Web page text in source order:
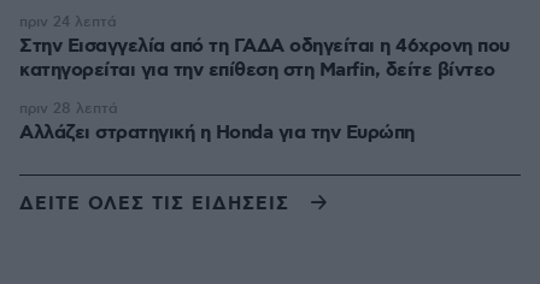
Στην Εισαγγελία από τη ΓΑΔΑ οδηγείται η 46χρονη που
κατηγορείται για την επίθεση στη Marfin, δείτε βίντεο
πριν 24 λεπτά
Αλλάζει στρατηγική η Honda για την Ευρώπη
πριν 28 λεπτά
ΔΕΙΤΕ ΟΛΕΣ ΤΙΣ ΕΙΔΗΣΕΙΣ